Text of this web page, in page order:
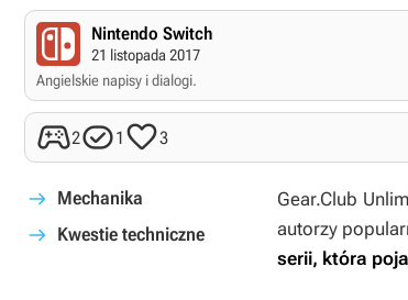
Nintendo Switch
21 listopada 2017
Angielskie napisy i dialogi.
21 3
Mechanika
Kwestie techniczne
Gear.Club
autorzy
serii, która